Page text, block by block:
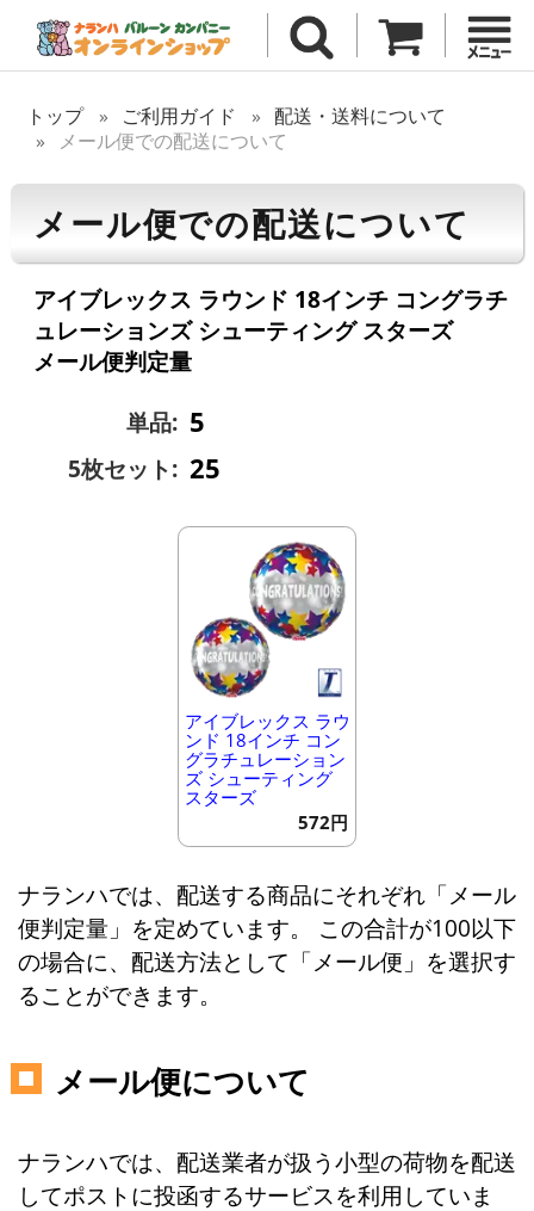
トップ ご利用ガイド
配送・送料について
メール便での配送について
メール便での配送について
アイブレックス ラウンド 18インチ コングラチ
ュレーションズ シューティング スターズ
メール便判定量
単品: 5
5枚セット: 25
アイブレックス ラウ
ンド 18インチ コン
グラチュレーション
ズ シューティング
スターズ
572円
ナランハでは、配送する商品にそれぞれ「メール
便判定量」を定めています。 この合計が100以下
の場合に、配送方法として「メール便」を選択す
ることができます。
メール便について
ナランハでは、配送業者が扱う小型の荷物を配送
してポストに投函するサービスを利用していま